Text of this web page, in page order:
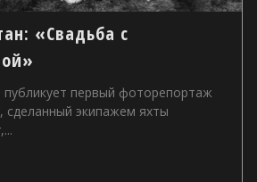
«Свадьба с
первый фоторепортаж
сделанный экипажем яхты